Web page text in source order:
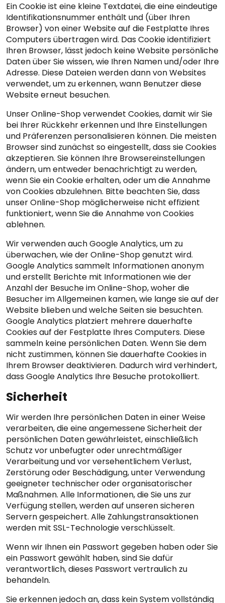
Ein Cookie ist eine kleine Textdatei, die eine eindeutige
Identifikationsnummer enthält und (über Ihren
Browser) von einer Website auf die Festplatte Ihres
Computers übertragen wird. Das Cookie identifiziert
Ihren Browser, lässt jedoch keine Website persönliche
Daten über Sie wissen, wie Ihren Namen und/oder Ihre
Adresse. Diese Dateien werden dann von Websites
verwendet, um zu erkennen, wann Benutzer diese
Website erneut besuchen.
Unser Online-Shop verwendet Cookies, damit wir Sie
bei Ihrer Rückkehr erkennen und Ihre Einstellungen
und Präferenzen personalisieren können. Die meisten
Browser sind zunächst so eingestellt, dass sie Cookies
akzeptieren. Sie können Ihre Browsereinstellungen
ändern, um entweder benachrichtigt zu werden,
wenn Sie ein Cookie erhalten, oder um die Annahme
von Cookies abzulehnen. Bitte beachten Sie, dass
unser Online-Shop möglicherweise nicht effizient
funktioniert, wenn Sie die Annahme von Cookies
ablehnen.
Wir verwenden auch Google Analytics, um zu
überwachen, wie der Online-Shop genutzt wird.
Google Analytics sammelt Informationen anonym
und erstellt Berichte mit Informationen wie der
Anzahl der Besuche im Online-Shop, woher die
Besucher im Allgemeinen kamen, wie lange sie auf der
Website blieben und welche Seiten sie besuchten.
Google Analytics platziert mehrere dauerhafte
Cookies auf der Festplatte Ihres Computers. Diese
sammeln keine persönlichen Daten. Wenn Sie dem
nicht zustimmen, können Sie dauerhafte Cookies in
Ihrem Browser deaktivieren. Dadurch wird verhindert,
dass Google Analytics Ihre Besuche protokolliert.
Sicherheit
Wir werden Ihre persönlichen Daten in einer Weise
verarbeiten, die eine angemessene Sicherheit der
persönlichen Daten gewährleistet, einschließlich
Schutz vor unbefugter oder unrechtmäßiger
Verarbeitung und vor versehentlichem Verlust,
Zerstörung oder Beschädigung, unter Verwendung
geeigneter technischer oder organisatorischer
Maßnahmen. Alle Informationen, die Sie uns zur
Verfügung stellen, werden auf unseren sicheren
Servern gespeichert. Alle Zahlungstransaktionen
werden mit SSL-Technologie verschlüsselt.
Wenn wir Ihnen ein Passwort gegeben haben oder Sie
ein Passwort gewählt haben, sind Sie dafür
verantwortlich, dieses Passwort vertraulich zu
behandeln.
Sie erkennen jedoch an, dass kein System vollständig